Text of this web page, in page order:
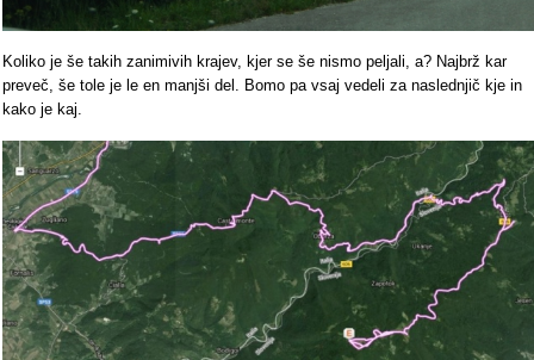
Koliko je še takih zanimivih krajev, kjer se še nismo peljali, a? Najbrž kar
preveč, še tole je le en manjši del. Bomo pa vsaj vedeli za naslednjič kje in
kako je kaj.